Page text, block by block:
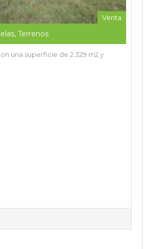
Venta
Terrenos
una superficie de 2.329 m2 y